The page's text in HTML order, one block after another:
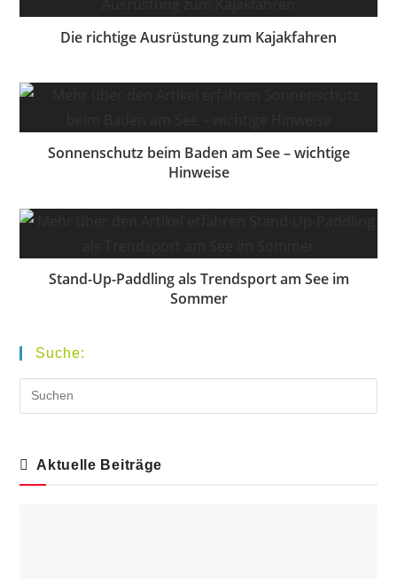
Die richtige Ausrüstung zum Kajakfahren
Sonnenschutz beim Baden am See – wichtige
Hinweise
Stand-Up-Paddling als Trendsport am See im
Sommer
Suche:
Aktuelle Beiträge